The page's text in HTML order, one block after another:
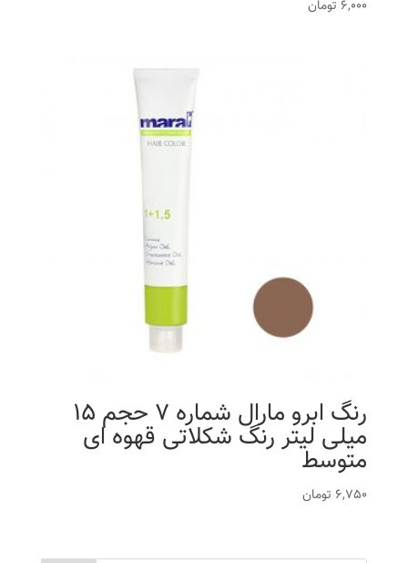
6,000 تومان
رنگ ابرو مارال شماره 7 حجم 15
میلی لیتر رنگ شکلاتی قهوه ای
متوسط
6,750 تومان